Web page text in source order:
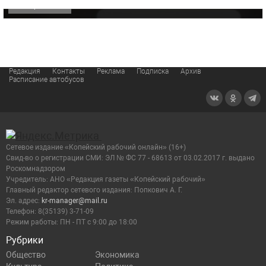
Редакция Контакты Реклама Подписка
Архив
Расписание автобусов
Рубрики
Общество
Экономика
Сетевое издание «Копейский рабочий онлайн» (16+)
Cвид-во о регистрации СМИ: ЭЛ № ФС 77 - 68613 от 03.02.2017 г. выдано
Роскомнадзором
Учредитель: АНО «Редакция газеты «Копейский рабочий»
Главный редактор сетевого издания: Попкович А. Г.
Эл. адрес: kr-manager@mail.ru
Телефон: 8(35139) 3-71-09
Режим работы: ПН - ПТ с 9:00 до 18:00